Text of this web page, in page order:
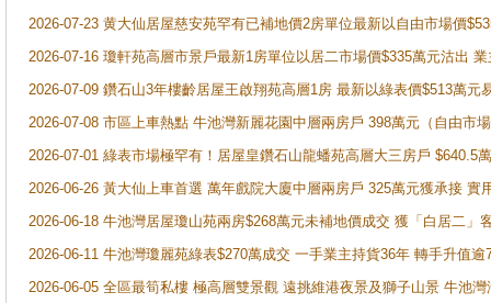
2026-07-23 黄大仙居屋慈安苑罕有已補地價2房單位最新以自由市場價
2026-07-16 瓊軒苑高層市景戶最新1房單位以居二市場價$335萬元沽出
2026-07-09 鑽石山3年樓齡居屋王啟翔苑高層1房 最新以綠表價$513萬元
2026-07-08 市區上車熱點 牛池灣新麗花園中層兩房戶 398萬元（自由市
2026-07-01 綠表市場極罕有！居屋皇鑽石山龍蟠苑高層大三房戶
2026-06-26 黃大仙上車首選 萬年戲院大廈中層兩房戶 325萬元獲承接 實
2026-06-18 牛池灣居屋瓊山苑兩房$268萬元未補地價成交 獲「白居二」
2026-06-11 牛池灣瓊麗苑綠表$270萬成交 一手業主持貨36年 轉手升值逾
2026-06-05 全區最筍私樓 極高層雙景觀 遠挑維港夜景及獅子山景 牛池